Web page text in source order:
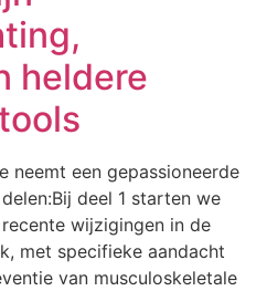
heldere
neemt een gepassioneerde
deel 1 starten we
wijzigingen in de
met specifieke aandacht
van musculoskeletale